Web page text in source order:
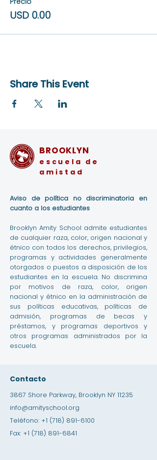
USD 0.00
Share This Event
BROOKLYN
escuela de
amistad
Aviso de política no discriminatoria en
cuanto a los estudiantes
Brooklyn Amity School admite estudiantes
de cualquier raza, color, origen nacional y
étnico con todos los derechos, privilegios,
programas y actividades generalmente
otorgados o puestos a disposición de los
estudiantes en la escuela. No discrimina
por motivos de raza, color, origen
nacional y étnico en la administración de
sus políticas educativas, políticas de
admisión, programas de becas y
préstamos, y programas deportivos y
otros programas administrados por la
escuela.
Contacto
3867 Shore Parkway, Brooklyn NY 11235
info@amityschool.org
Teléfono: +1 (718) 891-6100
Fax: +1 (718) 891-6841